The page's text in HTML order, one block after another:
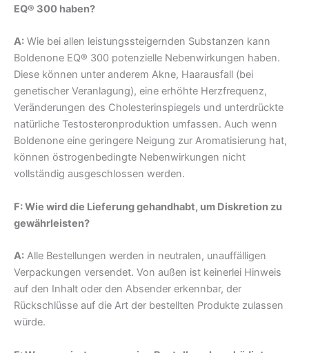
EQ® 300 haben?
A: Wie bei allen leistungssteigernden Substanzen kann
Boldenone EQ® 300 potenzielle Nebenwirkungen haben.
Diese können unter anderem Akne, Haarausfall (bei
genetischer Veranlagung), eine erhöhte Herzfrequenz,
Veränderungen des Cholesterinspiegels und unterdrückte
natürliche Testosteronproduktion umfassen. Auch wenn
Boldenone eine geringere Neigung zur Aromatisierung hat,
können östrogenbedingte Nebenwirkungen nicht
vollständig ausgeschlossen werden.
F: Wie wird die Lieferung gehandhabt, um Diskretion zu
gewährleisten?
A: Alle Bestellungen werden in neutralen, unauffälligen
Verpackungen versendet. Von außen ist keinerlei Hinweis
auf den Inhalt oder den Absender erkennbar, der
Rückschlüsse auf die Art der bestellten Produkte zulassen
würde.